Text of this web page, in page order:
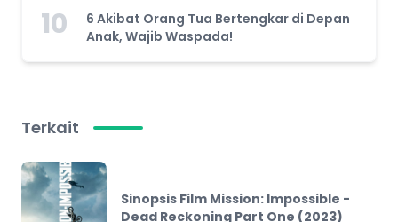
10
6 Akibat Orang Tua Bertengkar di Depan
Anak, Wajib Waspada!
Terkait
Sinopsis Film Mission: Impossible -
Dead Reckoning Part One (2023)